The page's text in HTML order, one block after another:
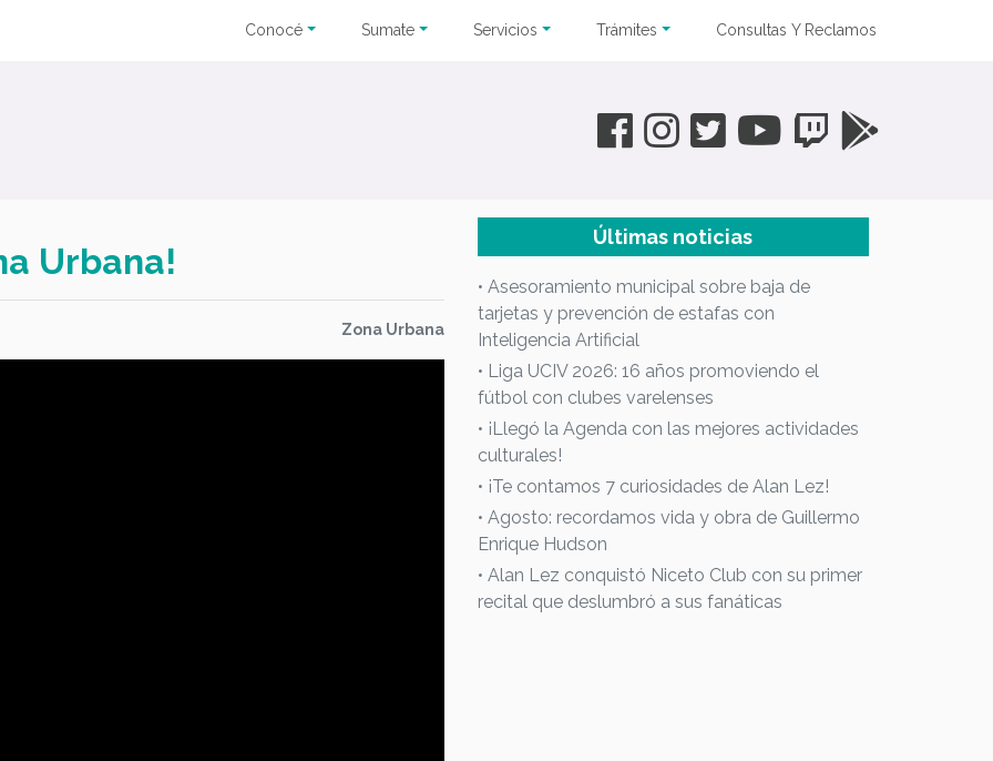
Conocé Sumate Servicios Trámites Consultas Y Reclamos
Urbana!
Zona Urbana
Últimas noticias
• Asesoramiento municipal sobre baja de
tarjetas y prevención de estafas con
Inteligencia Artificial
• Liga UCIV 2026: 16 años promoviendo el
fútbol con clubes varelenses
• ¡Llegó la Agenda con las mejores actividades
culturales!
• ¡Te contamos 7 curiosidades de Alan Lez!
• Agosto: recordamos vida y obra de Guillermo
Enrique Hudson
• Alan Lez conquistó Niceto Club con su primer
recital que deslumbró a sus fanáticas